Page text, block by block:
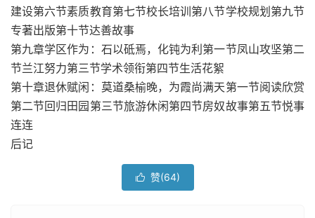
建设第六节素质教育第七节校长培训第八节学校规划第九节
专著出版第十节达善故事
第九章学区作为：石以砥焉，化钝为利第一节凤山攻坚第二
节兰江努力第三节学术领衔第四节生活花絮
第十章退休赋闲：莫道桑榆晚，为霞尚满天第一节阅读欣赏
第二节回归田园第三节旅游休闲第四节房奴故事第五节悦事
连连
后记
 赞(64)